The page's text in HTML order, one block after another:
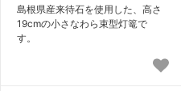
島根県産来待石を使用した、高さ
19cmの小さなわら束型灯篭で
す。